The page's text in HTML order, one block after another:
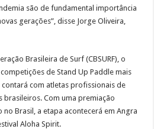
são de fundamental importância
gerações”, disse Jorge Oliveira,
Brasileira de Surf (CBSURF), o
de Stand Up Paddle mais
com atletas profissionais de
brasileiros. Com uma premiação
Brasil, a etapa acontecerá em Angra
Aloha Spirit.